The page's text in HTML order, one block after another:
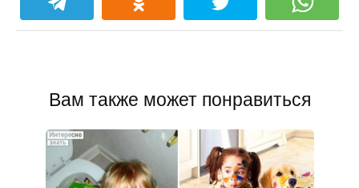
Вам также может понравиться